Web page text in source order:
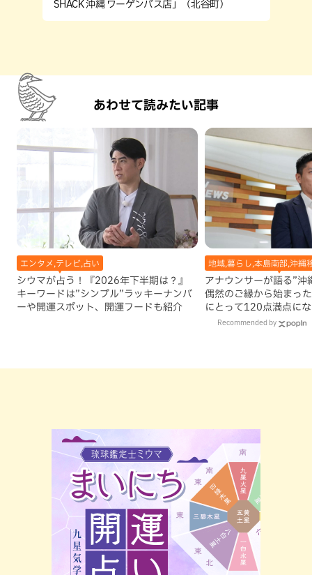
SHACK 沖縄 ワーゲンバス店」（北谷町）
あわせて読みたい記事
エンタメ,テレビ,占い
シウマが占う！『2026年下半期は？』
キーワードは”シンプル”ラッキーナンバ
ーや開運スポット、開運フードも紹介
地域,暮らし,本島南部,沖縄
アナウンサーが語る”沖
偶然のご縁から始まっ
にとって120点満点に
Recommended by